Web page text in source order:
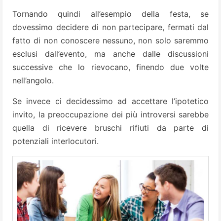
Tornando quindi all’esempio della festa, se
dovessimo decidere di non partecipare, fermati dal
fatto di non conoscere nessuno, non solo saremmo
esclusi dall’evento, ma anche dalle discussioni
successive che lo rievocano, finendo due volte
nell’angolo.
Se invece ci decidessimo ad accettare l’ipotetico
invito, la preoccupazione dei più introversi sarebbe
quella di ricevere bruschi rifiuti da parte di
potenziali interlocutori.